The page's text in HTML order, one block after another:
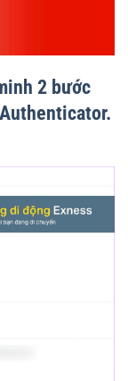
2 bước